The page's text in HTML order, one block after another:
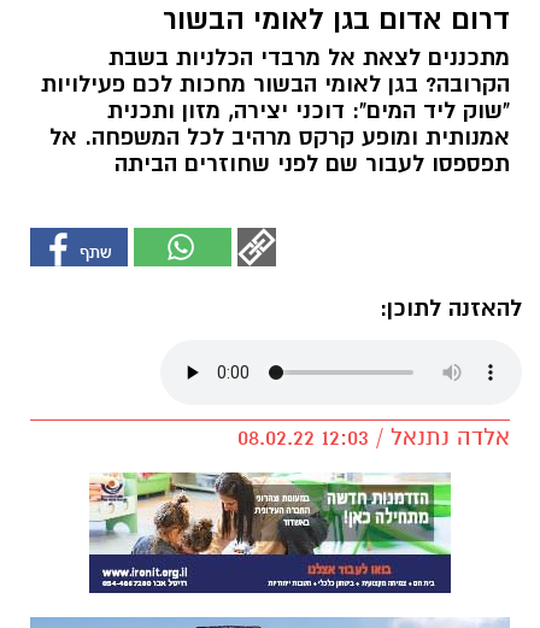
דרום אדום בגן לאומי הבשור
מתכננים לצאת אל מרבדי הכלניות בשבת
הקרובה? בגן לאומי הבשור מחכות לכם פעילויות
"שוק ליד המים": דוכני יצירה, מזון ותכנית
אמנותית ומופע קרקס מרהיב לכל המשפחה. אל
תפספסו לעבור שם לפני שחוזרים הביתה
להאזנה לתוכן:
אלדה נתנאל / 12:03 08.02.22